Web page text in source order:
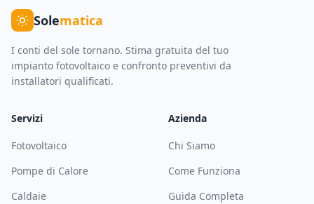
Solematica
I conti del sole tornano. Stima gratuita del tuo
impianto fotovoltaico e confronto preventivi da
installatori qualificati.
Servizi
Fotovoltaico
Pompe di Calore
Caldaie
Azienda
Chi Siamo
Come Funziona
Guida Completa